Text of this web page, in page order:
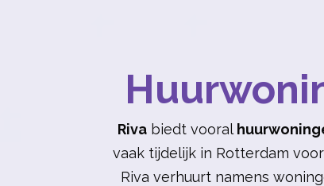
Rivabiedt vooral
vaak tijdelijk in Rotterdam
Riva verhuurt namens